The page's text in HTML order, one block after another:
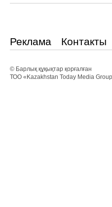
Реклама Контакты
© Барлық құқықтар қорғалған
ТОО «Kazakhstan Today Media